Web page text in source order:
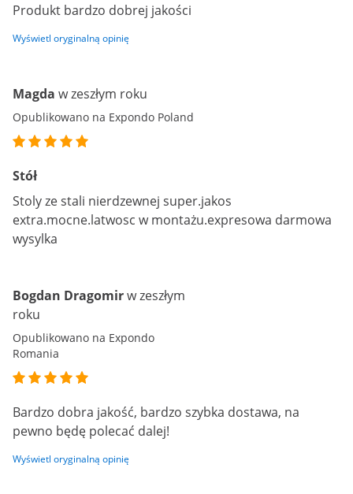
Produkt bardzo dobrej jakości
Wyświetl oryginalną opinię
Magda w zeszłym roku
Opublikowano na Expondo Poland
Stół
Stoly ze stali nierdzewnej super.jakos
extra.mocne.latwosc w montażu.expresowa darmowa
wysylka
Bogdan Dragomirw zeszłym
roku
Opublikowano na Expondo
Romania
Bardzo dobra jakość, bardzo szybka dostawa, na
pewno będę polecać dalej!
Wyświetl oryginalną opinię